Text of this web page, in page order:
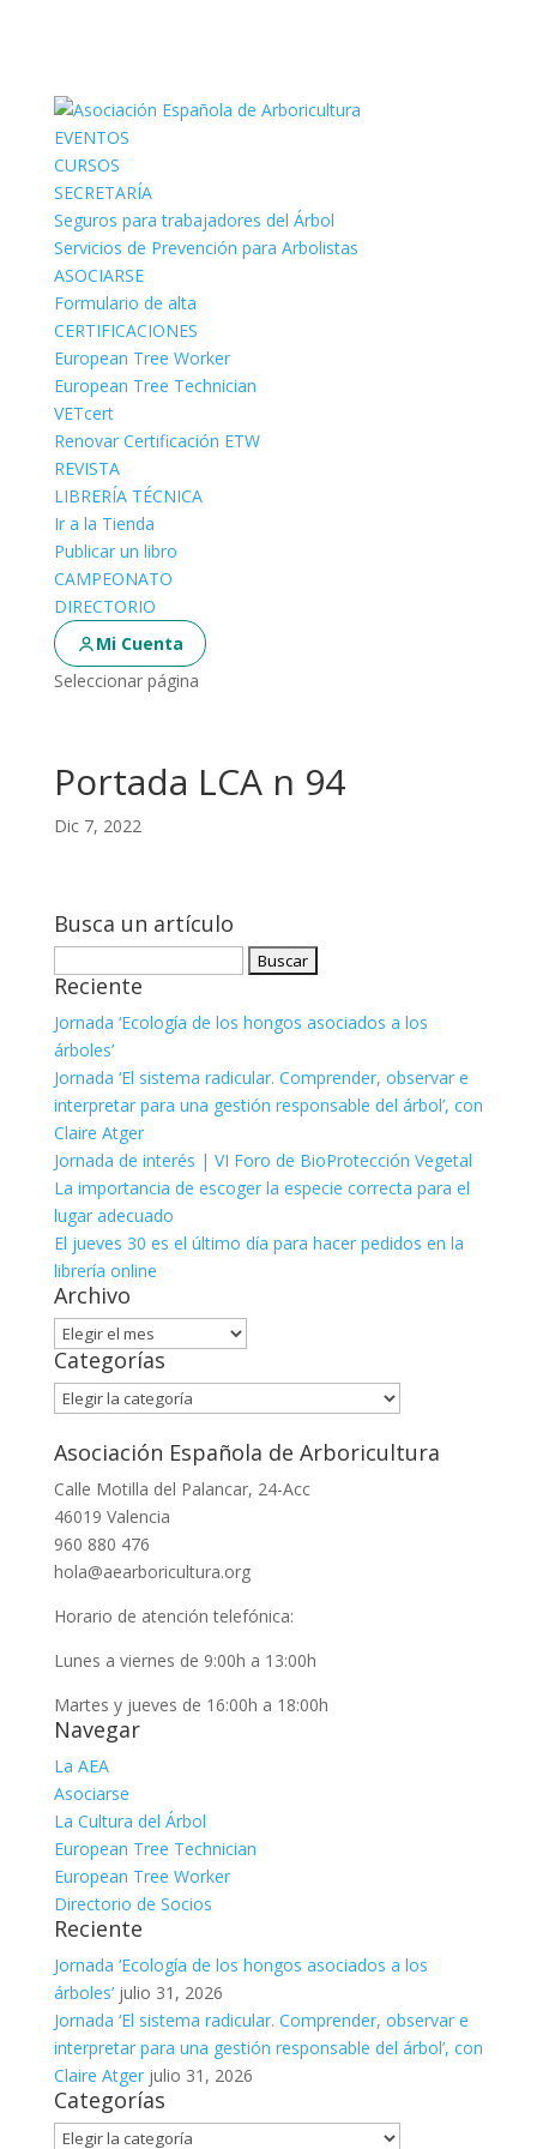
EVENTOS
CURSOS
SECRETARÍA
Seguros para trabajadores del Árbol
Servicios de Prevención para Arbolistas
ASOCIARSE
Formulario de alta
CERTIFICACIONES
European Tree Worker
European Tree Technician
VETcert
Renovar Certificación ETW
REVISTA
LIBRERÍA TÉCNICA
Ir a la Tienda
Publicar un libro
CAMPEONATO
DIRECTORIO
Mi Cuenta
Seleccionar página
Portada LCA n 94
Dic 7, 2022
Busca un artículo
Reciente
Jornada ‘Ecología de los hongos asociados a los
árboles’
Jornada ‘El sistema radicular. Comprender, observar e
interpretar para una gestión responsable del árbol’, con
Claire Atger
Jornada de interés | VI Foro de BioProtección Vegetal
La importancia de escoger la especie correcta para el
lugar adecuado
El jueves 30 es el último día para hacer pedidos en la
librería online
Archivo
Archivo
Categorías
Categorías
Asociación Española de Arboricultura
Calle Motilla del Palancar, 24-Acc
46019 Valencia
960 880 476
hola@aearboricultura.org
Horario de atención telefónica:
Lunes a viernes de 9:00h a 13:00h
Martes y jueves de 16:00h a 18:00h
Navegar
La AEA
Asociarse
La Cultura del Árbol
European Tree Technician
European Tree Worker
Directorio de Socios
Reciente
Jornada ‘Ecología de los hongos asociados a los
árboles’ julio 31, 2026
Jornada ‘El sistema radicular. Comprender, observar e
interpretar para una gestión responsable del árbol’, con
Claire Atger julio 31, 2026
Categorías
Categorías